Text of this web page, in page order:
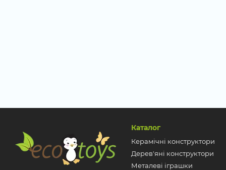
Каталог
Керамічні конструктори
Дерев'яні конструктори
Металеві іграшки